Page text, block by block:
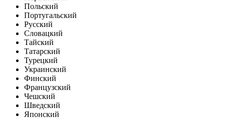
Польский
Португальский
Русский
Словацкий
Тайский
Татарский
Турецкий
Украинский
Финский
Французский
Чешский
Шведский
Японский